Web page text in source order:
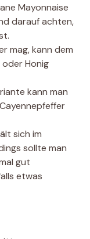
Mayonnaise
darauf achten,
mag, kann dem
oder Honig
kann man
sich im
sollte man
gut
etwas